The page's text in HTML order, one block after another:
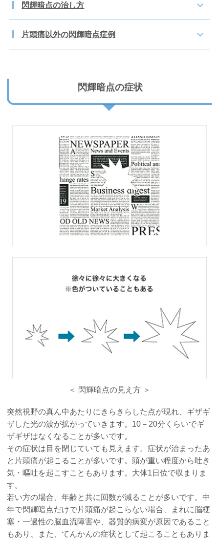
閃輝暗点の治し方
片頭痛以外の閃輝暗点症例
閃輝暗点の症状
＜ 閃輝暗点の見え方 ＞
突然視野の真ん中あたりにきらきらした点が現れ、ギザギ
ザした光の波が拡がっていきます。10－20分くらいでギ
ザギザはなくなることが多いです。
その症状は目を閉じていても見えます。症状が治まったあ
と片頭痛が起こることが多いです。頭が重い程度から吐き
気・嘔吐を起こすこともあります。大体1日位で収まりま
す。
若い方の場合、年齢と共に回数が減ることが多いです。中
年で閃輝暗点だけで片頭痛が起こらない場合、まれに脳梗
塞・一過性の脳血流障害や、器質的病変が原因であること
もあり、また、てんかんの症状として起こることもありま